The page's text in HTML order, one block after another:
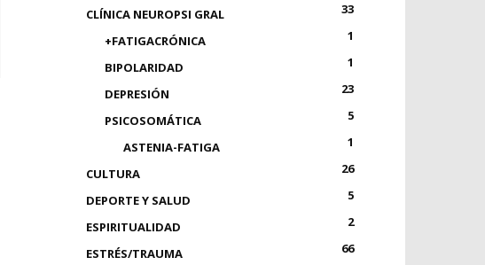
CLÍNICA NEUROPSI GRAL
33
+FATIGACRÓNICA
1
BIPOLARIDAD
1
DEPRESIÓN
23
PSICOSOMÁTICA
5
ASTENIA-FATIGA
1
CULTURA
26
DEPORTE Y SALUD
5
ESPIRITUALIDAD
2
ESTRÉS/TRAUMA
66